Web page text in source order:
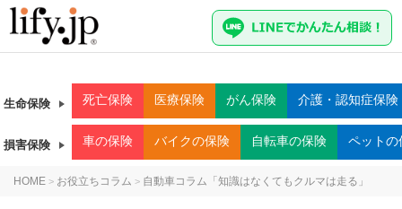
生命保険 死亡保険 医療保険 がん保険 介護・認知症保険
損害保険 車の保険 バイクの保険 自転車の保険 ペットの
HOME > お役立ちコラム > 自動車コラム「知識はなくてもクルマは走る」